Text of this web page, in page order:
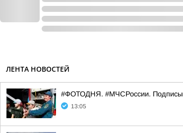
ЛЕНТА НОВОСТЕЙ
#ФОТОДНЯ. #МЧСРоссии.
13:05